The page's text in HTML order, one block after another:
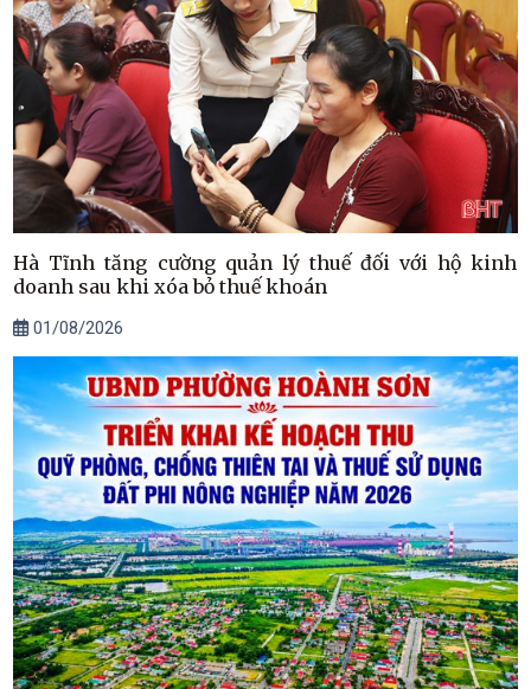
Hà Tĩnh tăng cường quản lý thuế đối với hộ kinh
doanh sau khi xóa bỏ thuế khoán
01/08/2026